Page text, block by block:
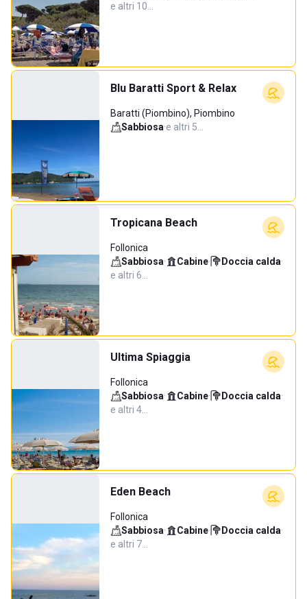
e altri 10…
Blu Baratti Sport & Relax
Baratti (Piombino), Piombino
Sabbiosa·e altri 5…
Tropicana Beach
Follonica
Sabbiosa· Cabine· Doccia calda·
e altri 6…
Ultima Spiaggia
Follonica
Sabbiosa· Cabine· Doccia calda·
e altri 4…
Eden Beach
Follonica
Sabbiosa· Cabine· Doccia calda·
e altri 7…